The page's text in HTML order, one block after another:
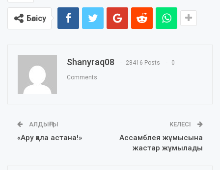
Бөлісу
Shanyraq08 28416 Posts 0
Comments
АЛДЫҢҒЫ
«Ару қала астана!»
КЕЛЕСІ
Ассамблея жұмысына
жастар жұмылады